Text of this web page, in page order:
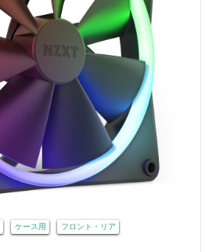
ケース用 フロント・リア